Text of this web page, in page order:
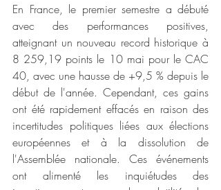
En France, le premier semestre a débuté
avec des performances positives,
atteignant un nouveau record historique à
8 259,19 points le 10 mai pour le CAC
40, avec une hausse de +9,5 % depuis le
début de l'année. Cependant, ces gains
ont été rapidement effacés en raison des
incertitudes politiques liées aux élections
européennes et à la dissolution de
l'Assemblée nationale. Ces événements
ont alimenté les inquiétudes des